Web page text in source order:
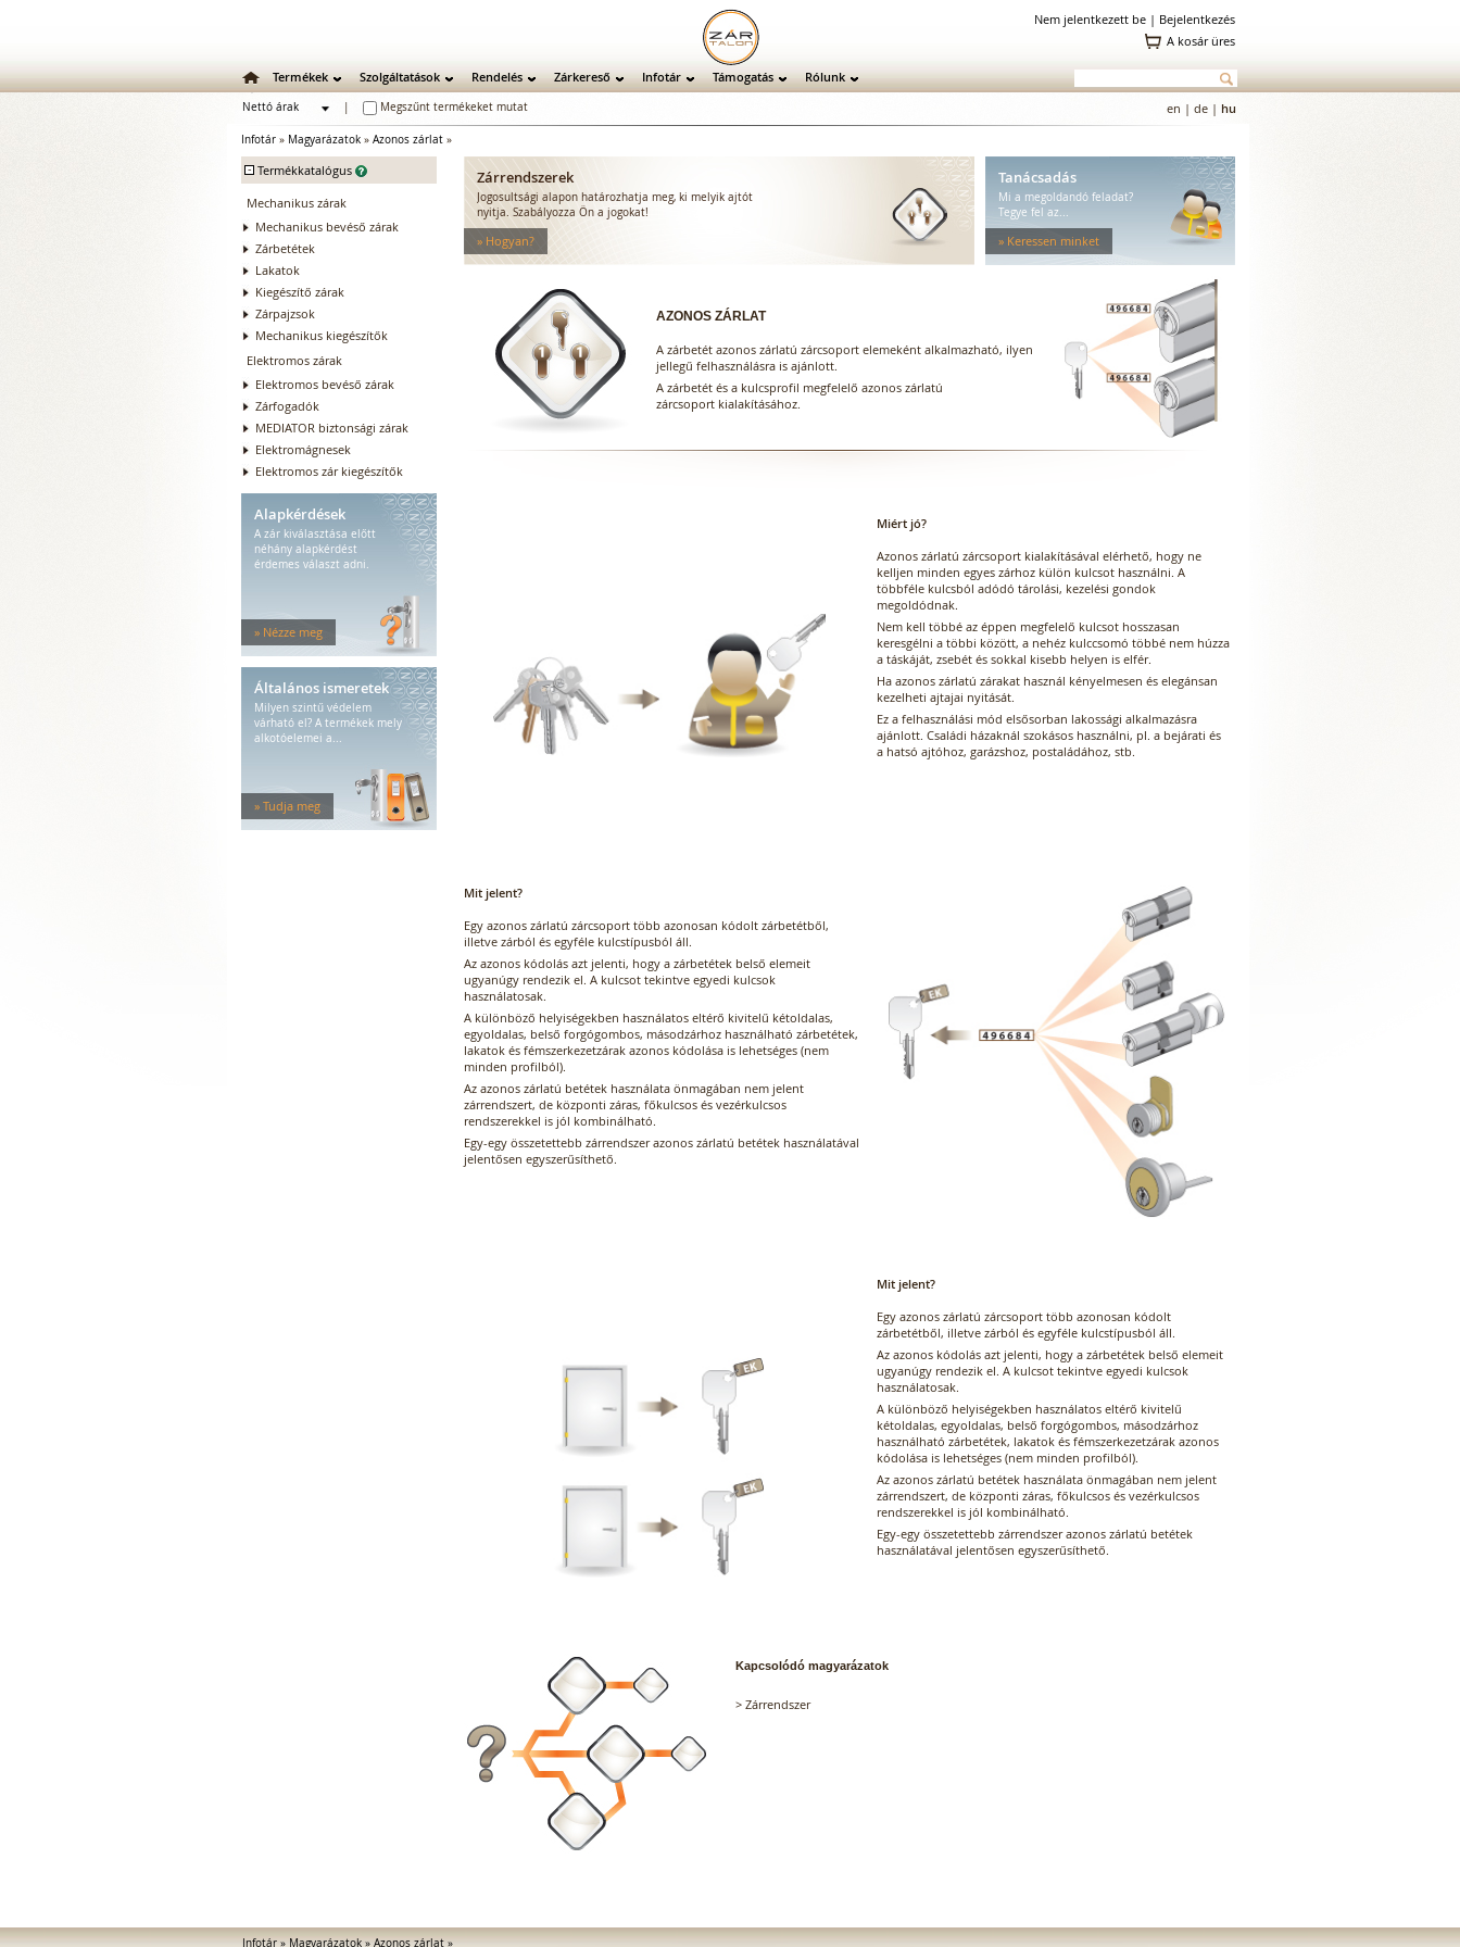
Nem jelentkezett be | Bejelentkezés
A kosár üres
Termékek Szolgáltatások Rendelés Zárkereső Infotár Támogatás Rólunk
Nettó árak
Megszűnt termékeket mutat en | de | hu
Infotár » Magyarázatok » Azonos zárlat »
- Termékkatalógus
Mechanikus zárak
Mechanikus bevéső zárak
Zárbetétek
Lakatok
Kiegészítő zárak
Zárpajzsok
Mechanikus kiegészítők
Elektromos zárak
Elektromos bevéső zárak
Zárfogadók
MEDIATOR biztonsági zárak
Elektromágnesek
Elektromos zár kiegészítők
Alapkérdések
A zár kiválasztása előtt
néhány alapkérdést
érdemes választ adni.
» Nézze meg
Általános ismeretek
Milyen szintű védelem
várható el? A termékek mely
alkotóelemei a...
» Tudja meg
Zárrendszerek
Jogosultsági alapon határozhatja meg, ki melyik ajtót
nyitja. Szabályozza Ön a jogokat!
» Hogyan?
Tanácsadás
Mi a megoldandó feladat?
Tegye fel az...
» Keressen minket
AZONOS ZÁRLAT
A zárbetét azonos zárlatú zárcsoport elemeként alkalmazható, ilyen
jellegű felhasználásra is ajánlott.
A zárbetét és a kulcsprofil megfelelő azonos zárlatú
zárcsoport kialakításához.
Miért jó?
Azonos zárlatú zárcsoport kialakításával elérhető, hogy ne
kelljen minden egyes zárhoz külön kulcsot használni. A
többféle kulcsból adódó tárolási, kezelési gondok
megoldódnak.
Nem kell többé az éppen megfelelő kulcsot hosszasan
keresgélni a többi között, a nehéz kulccsomó többé nem húzza
a táskáját, zsebét és sokkal kisebb helyen is elfér.
Ha azonos zárlatú zárakat használ kényelmesen és elegánsan
kezelheti ajtajai nyitását.
Ez a felhasználási mód elsősorban lakossági alkalmazásra
ajánlott. Családi házaknál szokásos használni, pl. a bejárati és
a hatsó ajtóhoz, garázshoz, postaládához, stb.
Mit jelent?
Egy azonos zárlatú zárcsoport több azonosan kódolt zárbetétből,
illetve zárból és egyféle kulcstípusból áll.
Az azonos kódolás azt jelenti, hogy a zárbetétek belső elemeit
ugyanúgy rendezik el. A kulcsot tekintve egyedi kulcsok
használatosak.
A különböző helyiségekben használatos eltérő kivitelű kétoldalas,
egyoldalas, belső forgógombos, másodzárhoz használható zárbetétek,
lakatok és fémszerkezetzárak azonos kódolása is lehetséges (nem
minden profilból).
Az azonos zárlatú betétek használata önmagában nem jelent
zárrendszert, de központi záras, főkulcsos és vezérkulcsos
rendszerekkel is jól kombinálható.
Egy-egy összetettebb zárrendszer azonos zárlatú betétek használatával
jelentősen egyszerűsíthető.
Mit jelent?
Egy azonos zárlatú zárcsoport több azonosan kódolt
zárbetétből, illetve zárból és egyféle kulcstípusból áll.
Az azonos kódolás azt jelenti, hogy a zárbetétek belső elemeit
ugyanúgy rendezik el. A kulcsot tekintve egyedi kulcsok
használatosak.
A különböző helyiségekben használatos eltérő kivitelű
kétoldalas, egyoldalas, belső forgógombos, másodzárhoz
használható zárbetétek, lakatok és fémszerkezetzárak azonos
kódolása is lehetséges (nem minden profilból).
Az azonos zárlatú betétek használata önmagában nem jelent
zárrendszert, de központi záras, főkulcsos és vezérkulcsos
rendszerekkel is jól kombinálható.
Egy-egy összetettebb zárrendszer azonos zárlatú betétek
használatával jelentősen egyszerűsíthető.
Kapcsolódó magyarázatok
> Zárrendszer
Infotár» Magyarázatok» Azonos zárlat»